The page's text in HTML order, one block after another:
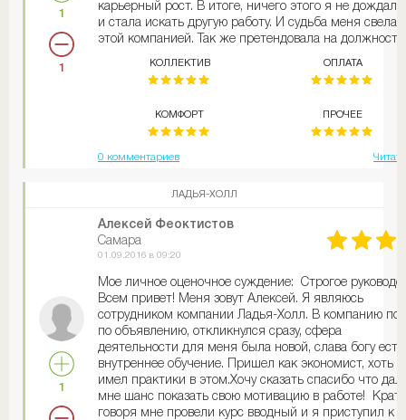
1
1
карьерный рост. В итоге, ничего этого я не
и стала искать другую работу. И судьба меня свела с
этой компанией. Так же претендовала на должность
Обучение представляет собой 10 индивидуальных
занятий, на которых все про компанию
Работаю уже довольно продолжительное время, все
устраивает: зарплата, график работы, думаю, шаг по
карьерной лестнице не заставит себя долго ждать.
КОЛЛЕКТИВ
КОМФОРТ
ОПЛАТА
ПРОЧЕЕ
0 комментариев
ЛАДЬЯ-ХОЛЛ
1
Алексей Феоктистов
Самара
01.09.2016 в 09:20
Мое личное оценочное суждение: Строгое
Всем привет! Меня зовут Алексей. Я являюсь
сотрудником компании Ладья-Холл. В компанию
по объявлению, откликнулся сразу, сфера
деятельности для меня была новой, слава богу есть
внутреннее обучение. Пришел как экономист, хоть
имел практики в этом.Хочу сказать спасибо что
мне шанс показать свою мотивацию в работе!
говоря мне провели курс вводный и я приступил к